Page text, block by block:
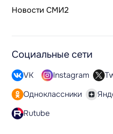
Новости СМИ2
Социальные сети
VK Instagram
Одноклассники
Rutube